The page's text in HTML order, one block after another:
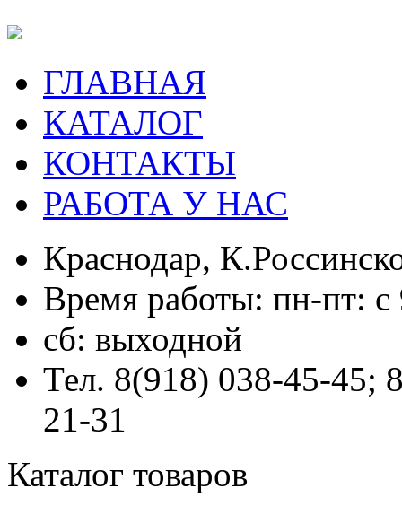
ГЛАВНАЯ
КАТАЛОГ
КОНТАКТЫ
РАБОТА У НАС
Краснодар,
Время работы: пн-пт:
сб: выходной
Тел. 8(918) 038-45-45;
21-31
Каталог товаров